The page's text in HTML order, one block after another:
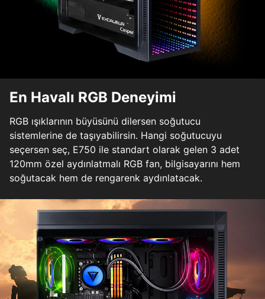
En Havalı RGB Deneyimi
RGB ışıklarının büyüsünü dilersen soğutucu
sistemlerine de taşıyabilirsin. Hangi soğutucuyu
seçersen seç, E750 ile standart olarak gelen 3 adet
120mm özel aydınlatmalı RGB fan, bilgisayarını hem
soğutacak hem de rengarenk aydınlatacak.